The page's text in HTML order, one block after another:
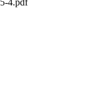
4.pdf